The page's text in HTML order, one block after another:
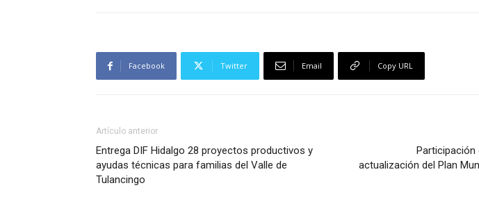
Facebook Twitter Email Copy URL
Artículo anterior
Entrega DIF Hidalgo 28 proyectos productivos y
ayudas técnicas para familias del Valle de
Tulancingo
Participación
actualización del Plan